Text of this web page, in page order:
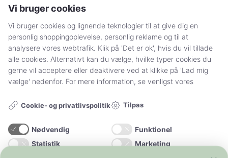
Få svar på dine spørgsmål
Handelsbetingelser og persondatapolitik
Sådan handler du hos Stylelegs.dk
FØLG OS
Vi bruger cookies
Vi bruger cookies og lignende teknologier til at give dig en
personlig shoppingoplevelse, personlig reklame og til at
analysere vores webtrafik. Klik på 'Det er ok', hvis du vil tillade
alle cookies. Alternativt kan du vælge, hvilke typer cookies du
gerne vil acceptere eller deaktivere ved at klikke på 'Lad mig
vælge' nedenfor. For mere information, se venligst vores
Cookie- og privatlivspolitik Tilpas
Nødvendig
Funktionel
Statistik
Marketing